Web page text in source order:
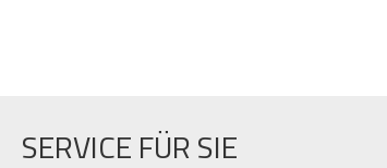
SERVICE FÜR SIE